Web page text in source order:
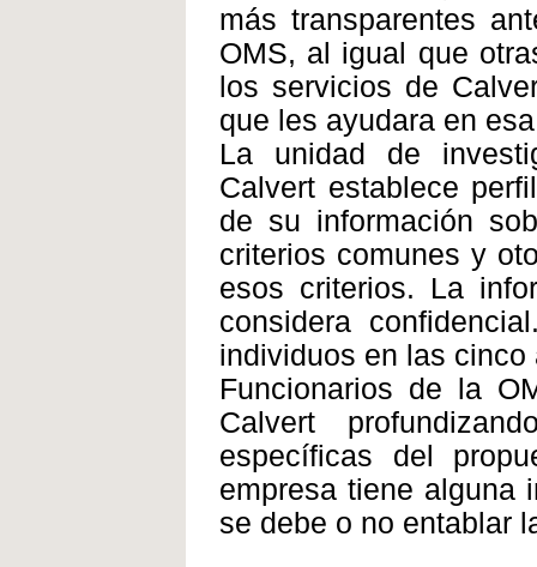
más transparentes
OMS, al igual que
los servicios de
que les ayudara en
La unidad de
Calvert establece
de su información
criterios comunes y
esos criterios. La
considera
individuos en las
Funcionarios de la
Calvert
específicas del
empresa tiene alguna
se debe o no entablar